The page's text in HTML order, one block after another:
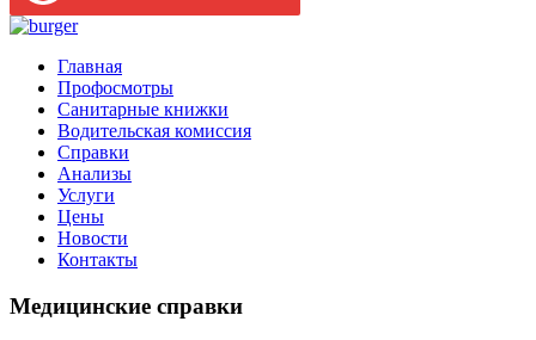
Главная
Профосмотры
Санитарные книжки
Водительская комиссия
Справки
Анализы
Услуги
Цены
Новости
Контакты
Медицинские справки